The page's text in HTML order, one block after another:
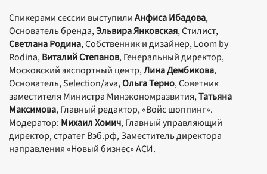
Спикерами сессии выступилиАнфиса Ибадова,
Основатель бренда,Эльвира Янковская, Стилист,
Светлана Родина, Собственник и дизайнер, Loom by
Rodina,Виталий Степанов, Генеральный директор,
Московский экспортный центр,Лина Дембикова,
Основатель, Selection/ava,Ольга Терно, Советник
заместителя Министра Минэкономразвития,Татьяна
Максимова, Главный редактор, «Войс шоппинг».
Модератор: Михаил Хомич, Главный управляющий
директор, стратег Вэб.рф, Заместитель директора
направления «Новый бизнес» АСИ.